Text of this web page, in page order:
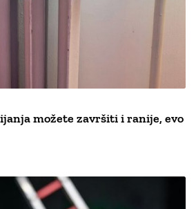
možete završiti i ranije, evo